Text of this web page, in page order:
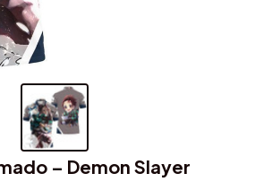
– Demon Slayer